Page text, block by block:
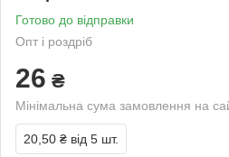
Готово до відправки
Опт і роздріб
26 ₴
Мінімальна сума замовлення на
20,50 ₴ від 5 шт.